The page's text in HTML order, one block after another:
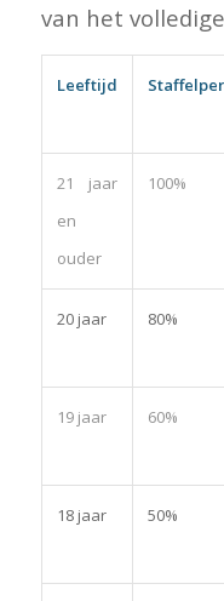
van het
Leeftijd
21 jaar
en
ouder
100%
20 jaar 80%
19 jaar 60%
18 jaar 50%